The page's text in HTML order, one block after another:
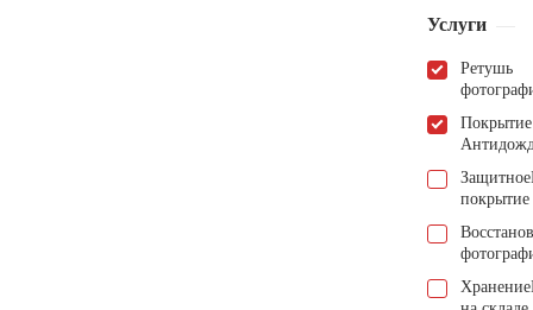
Услуги
Ретушь
Покрытие
Защитное
покрытие
Хранение